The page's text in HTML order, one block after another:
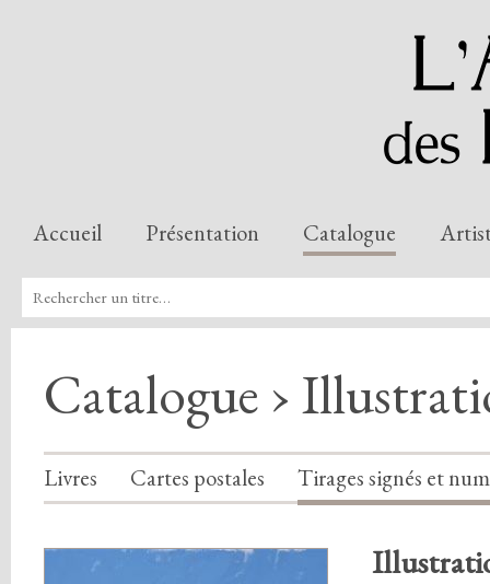
Accueil Présentation Catalogue
Catalogue ›
Livres Cartes postales Tirages signés et